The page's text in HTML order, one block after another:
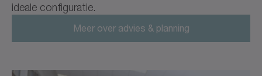
ideale configuratie.
Meer over advies & planning